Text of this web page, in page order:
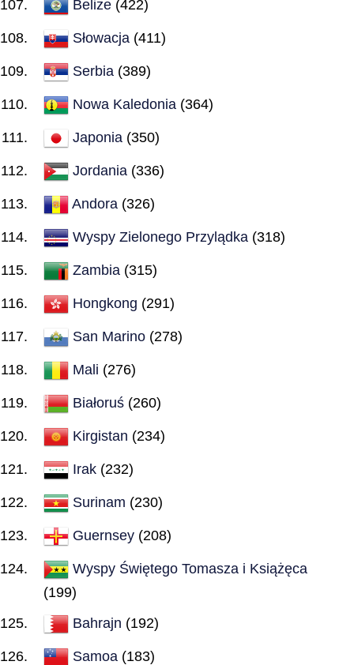
Belize (422)
Słowacja (411)
Serbia (389)
Nowa Kaledonia (364)
Japonia (350)
Jordania (336)
Andora (326)
Wyspy Zielonego Przylądka (318)
Zambia (315)
Hongkong (291)
San Marino (278)
Mali (276)
Białoruś (260)
Kirgistan (234)
Irak (232)
Surinam (230)
Guernsey (208)
Wyspy Świętego Tomasza i Książęca
(199)
Bahrajn (192)
Samoa (183)